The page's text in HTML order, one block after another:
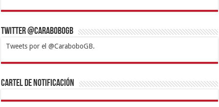
Twitter @CaraboboGB
Tweets por el @CaraboboGB.
1xbetBetturkeyBetistKralbetSupertotobetTipobetMatadorbetMariobet
https://mvbcasino.com/
Cartel de Notificación